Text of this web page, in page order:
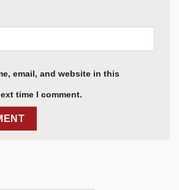
email, and website in this
time I comment.